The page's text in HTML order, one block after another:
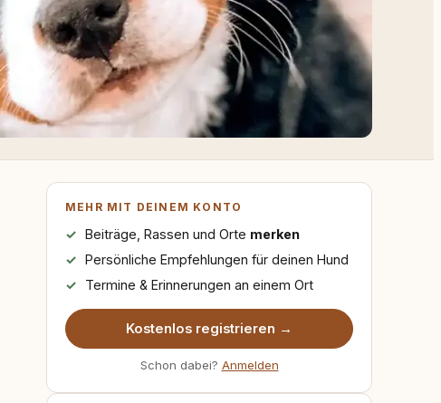
MEHR MIT DEINEM KONTO
Beiträge, Rassen und Orte merken
Persönliche Empfehlungen für deinen Hund
Termine & Erinnerungen an einem Ort
Kostenlos registrieren →
Schon dabei? Anmelden